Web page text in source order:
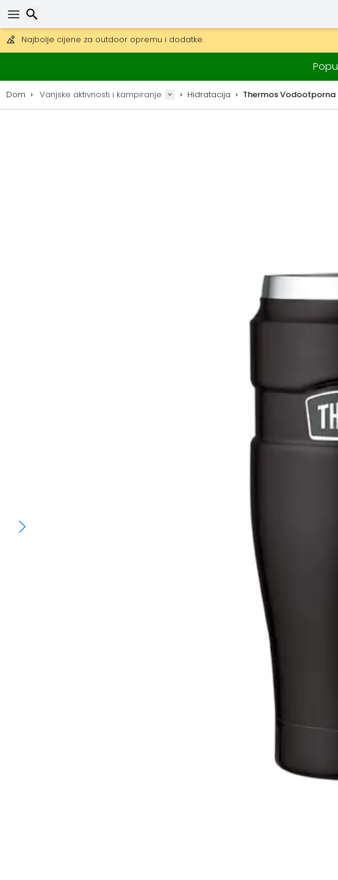
Mogućnost slanja DHL Expressom (dostava unutar 24 sata)
30 dana za povrat, 90 dana za drvene karte i dekoracije.
Najbolje cijene za outdoor opremu i dodatke.
Dom Vanjske aktivnosti i kampiranje Hidratacija Thermos